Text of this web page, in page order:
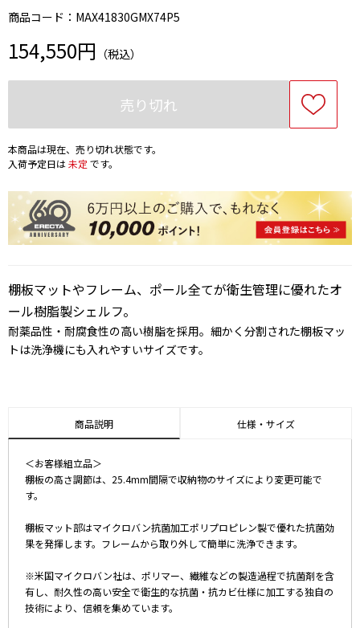
商品コード：MAX41830GMX74P5
154,550円 （税込）
売り切れ
本商品は現在、売り切れ状態です。
入荷予定日は未定 です。
棚板マットやフレーム、ポール全てが衛生管理に優れたオ
ール樹脂製シェルフ。
耐薬品性・耐腐食性の高い樹脂を採用。細かく分割された棚板マッ
トは洗浄機にも入れやすいサイズです。
商品説明 仕様・サイズ
＜お客様組立品＞
棚板の高さ調節は、25.4mm間隔で収納物のサイズにより変更可能で
す。
棚板マット部はマイクロバン抗菌加工ポリプロピレン製で優れた抗菌効
果を発揮します。フレームから取り外して簡単に洗浄できます。
※米国マイクロバン社は、ポリマー、繊維などの製造過程で抗菌剤を含
有し、耐久性の高い安全で衛生的な抗菌・抗カビ仕様に加工する独自の
技術により、信頼を集めています。